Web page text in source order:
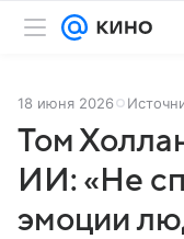
18 июня 2026
Том
ИИ: «Не
эмоции